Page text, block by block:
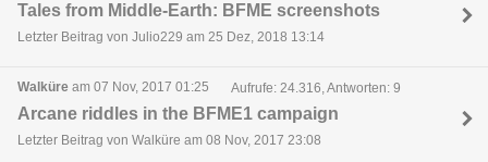
Tales from Middle-Earth: BFME screenshots
Letzter Beitrag von Julio229 am 25 Dez, 2018 13:14
Walküre am 07 Nov, 2017 01:25 Aufrufe: 24.316, Antworten: 9
Arcane riddles in the BFME1 campaign
Letzter Beitrag von Walküre am 08 Nov, 2017 23:08